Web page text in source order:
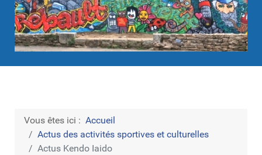
Vous êtes ici : Accueil
Actus des activités sportives et culturelles
Actus Kendo Iaido